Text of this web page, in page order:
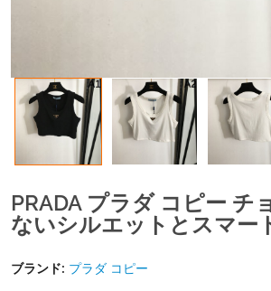
PRADA プラダ コピー チ
ないシルエットとスマー
ブランド: プラダ コピー